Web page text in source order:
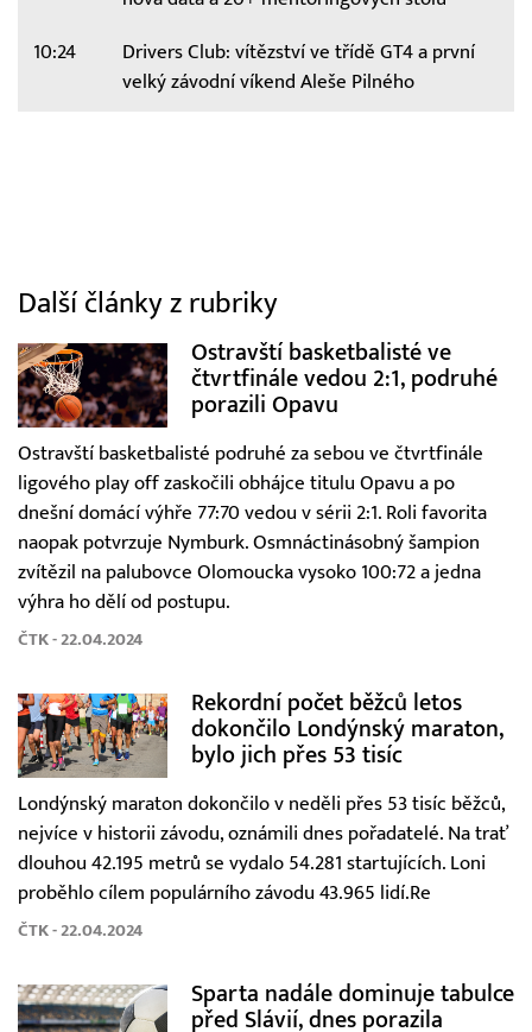
10:24
Drivers Club: vítězství ve třídě GT4 a první
velký závodní víkend Aleše Pilného
Další články z rubriky
Ostravští basketbalisté ve
čtvrtfinále vedou 2:1, podruhé
porazili Opavu
Ostravští basketbalisté podruhé za sebou ve čtvrtfinále
ligového play off zaskočili obhájce titulu Opavu a po
dnešní domácí výhře 77:70 vedou v sérii 2:1. Roli favorita
naopak potvrzuje Nymburk. Osmnáctinásobný šampion
zvítězil na palubovce Olomoucka vysoko 100:72 a jedna
výhra ho dělí od postupu.
ČTK - 22.04.2024
Rekordní počet běžců letos
dokončilo Londýnský maraton,
bylo jich přes 53 tisíc
Londýnský maraton dokončilo v neděli přes 53 tisíc běžců,
nejvíce v historii závodu, oznámili dnes pořadatelé. Na trať
dlouhou 42.195 metrů se vydalo 54.281 startujících. Loni
proběhlo cílem populárního závodu 43.965 lidí.Re
ČTK - 22.04.2024
Sparta nadále dominuje tabulce
před Slávií, dnes porazila